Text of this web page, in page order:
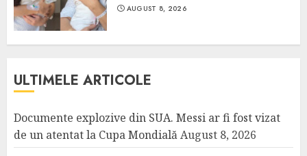
AUGUST 8, 2026
ULTIMELE ARTICOLE
Documente explozive din SUA. Messi ar fi fost vizat
de un atentat la Cupa MondialăAugust 8, 2026